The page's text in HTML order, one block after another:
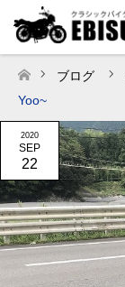
ホーム
ブログ
Yoo~
2020
SEP
22